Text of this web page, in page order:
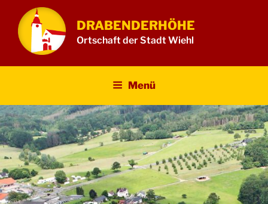
Inhalt
springen
DRABENDERHÖHE
Ortschaft der Stadt Wiehl
Menü